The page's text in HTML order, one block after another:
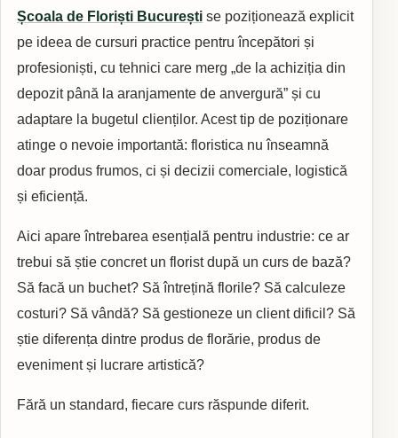
Școala de Floriști București se poziționează explicit
pe ideea de cursuri practice pentru începători și
profesioniști, cu tehnici care merg „de la achiziția din
depozit până la aranjamente de anvergură” și cu
adaptare la bugetul clienților. Acest tip de poziționare
atinge o nevoie importantă: floristica nu înseamnă
doar produs frumos, ci și decizii comerciale, logistică
și eficiență.
Aici apare întrebarea esențială pentru industrie: ce ar
trebui să știe concret un florist după un curs de bază?
Să facă un buchet? Să întrețină florile? Să calculeze
costuri? Să vândă? Să gestioneze un client dificil? Să
știe diferența dintre produs de florărie, produs de
eveniment și lucrare artistică?
Fără un standard, fiecare curs răspunde diferit.